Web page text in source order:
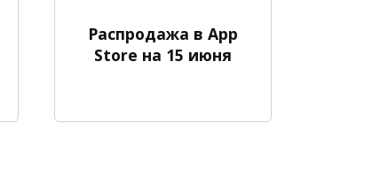
Распродажа в App
Store на 15 июня